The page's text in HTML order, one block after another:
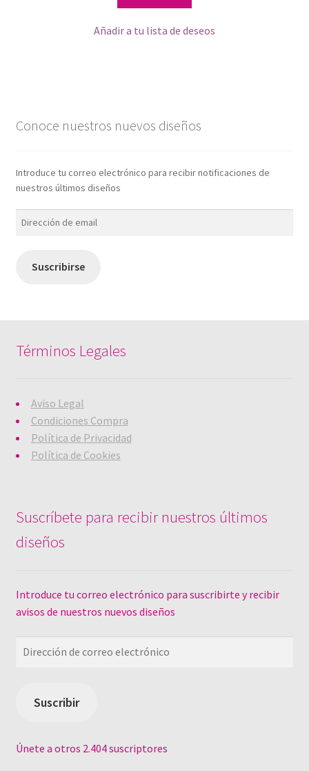
Añadir a tu lista de deseos
Conoce nuestros nuevos diseños
Introduce tu correo electrónico para recibir notificaciones de
nuestros últimos diseños
Dirección
Suscribirse
Términos Legales
Aviso Legal
Condiciones Compra
Política de Privacidad
Política de Cookies
Suscríbete para recibir nuestros últimos
diseños
Introduce tu correo electrónico para suscribirte y recibir
avisos de nuestros nuevos diseños
Dirección
electrónico
Suscribir
Únete a otros 2.404 suscriptores